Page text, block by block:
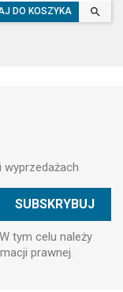
DO KOSZYKA 
tym celu należy
prawnej.